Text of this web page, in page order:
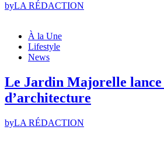
byLA RÉDACTION
À la Une
Lifestyle
News
Le Jardin Majorelle
d’architecture
byLA RÉDACTION